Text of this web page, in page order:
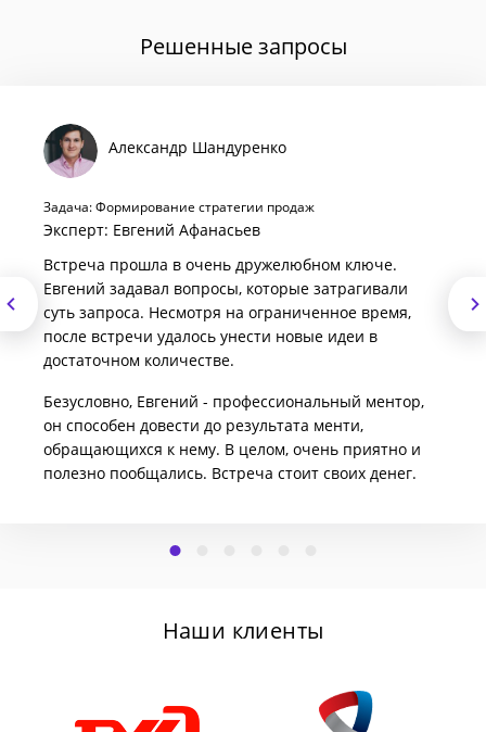
Решенные запросы
Александр Шандуренко
Задача: Формирование стратегии продаж
Эксперт: Евгений Афанасьев
Встреча прошла в очень дружелюбном ключе.
Евгений задавал вопросы, которые затрагивали
суть запроса. Несмотря на ограниченное время,
после встречи удалось унести новые идеи в
достаточном количестве.
Безусловно, Евгений - профессиональный ментор,
он способен довести до результата менти,
обращающихся к нему. В целом, очень приятно и
полезно пообщались. Встреча стоит своих денег.
Наши клиенты